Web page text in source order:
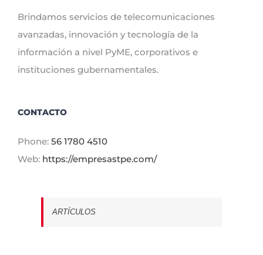
Brindamos servicios de telecomunicaciones
avanzadas, innovación y tecnología de la
información a nivel PyME, corporativos e
instituciones gubernamentales.
CONTACTO
Phone: 56 1780 4510
Web: https://empresastpe.com/
ARTÍCULOS